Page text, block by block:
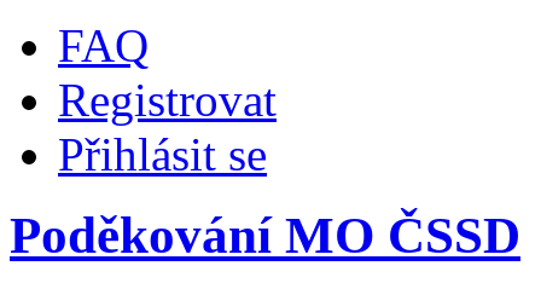
FAQ
Registrovat
Přihlásit se
Poděkování MO ČSSD